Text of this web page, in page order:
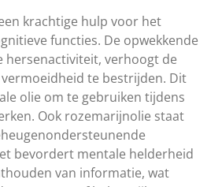
krachtige hulp voor het
functies. De opwekkende
hersenactiviteit, verhoogt de
te bestrijden. Dit
olie om te gebruiken tijdens
Ook rozemarijnolie staat
bevordert mentale helderheid
van informatie, wat